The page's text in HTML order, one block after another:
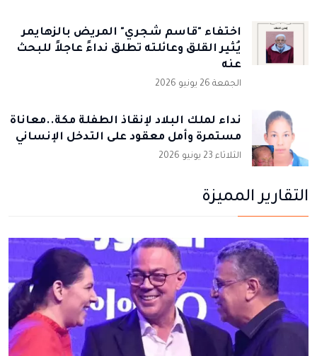
اختفاء "قاسم شجري" المريض بالزهايمر
يُثير القلق وعائلته تطلق نداءً عاجلاً للبحث
عنه
الجمعة 26 يونيو 2026
نداء لملك البلاد لإنقاذ الطفلة مكة..معاناة
مستمرة وأمل معقود على التدخل الإنساني
الثلاثاء 23 يونيو 2026
التقارير المميزة